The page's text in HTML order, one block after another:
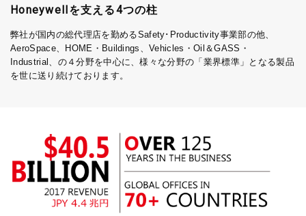
Honeywellを支える4つの柱
弊社が国内の総代理店を勤めるSafety･Productivity事業部の他、
AeroSpace、HOME・Buildings、Vehicles・Oil＆GASS・
Industrial、の４分野を中心に、様々な分野の「業界標準」となる製品
を世に送り続けております。